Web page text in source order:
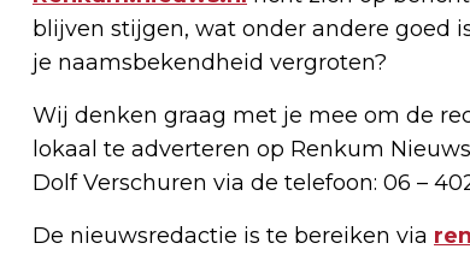
blijven stijgen, wat onder andere goed
je naamsbekendheid vergroten?
Wij denken graag met je mee om de
lokaal te adverteren op Renkum
Dolf Verschuren via de telefoon: 06 –
De nieuwsredactie is te bereiken via